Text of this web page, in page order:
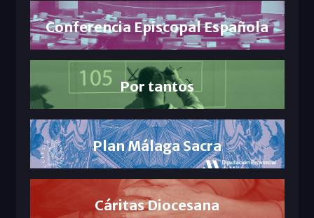
Conferencia Episcopal Española
Por tantos
Plan Málaga Sacra
Cáritas Diocesana